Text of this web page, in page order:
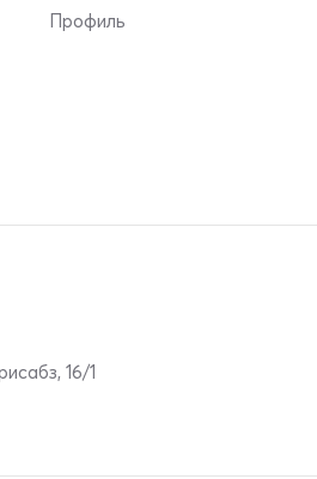
Профиль
16/1